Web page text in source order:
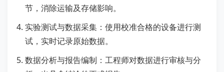
节，消除运输及存储影响。
实验测试与数据采集：使用校准合格的设备进行测
试，实时记录原始数据。
数据分析与报告编制：工程师对数据进行审核与分